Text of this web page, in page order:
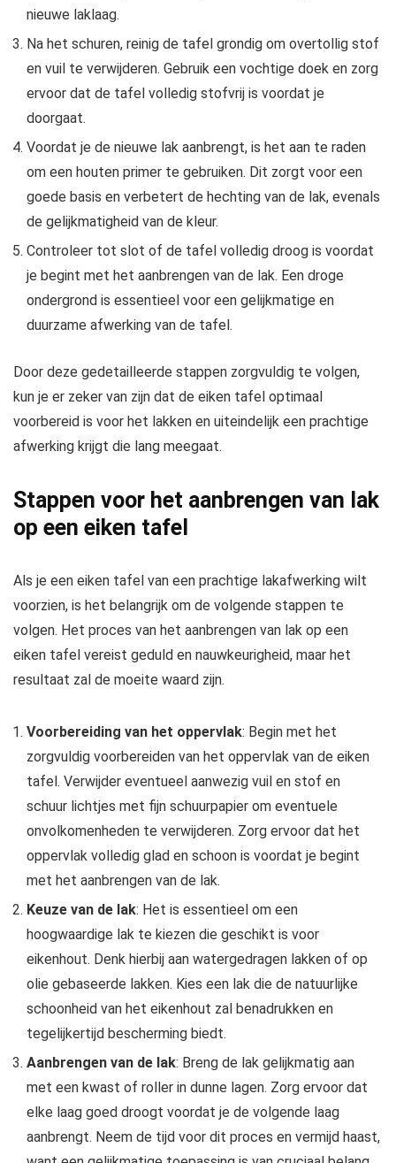
nieuwe laklaag.
Na het schuren, reinig de tafel grondig om overtollig stof
en vuil te verwijderen. Gebruik een vochtige doek en zorg
ervoor dat de tafel volledig stofvrij is voordat je
doorgaat.
Voordat je de nieuwe lak aanbrengt, is het aan te raden
om een houten primer te gebruiken. Dit zorgt voor een
goede basis en verbetert de hechting van de lak, evenals
de gelijkmatigheid van de kleur.
Controleer tot slot of de tafel volledig droog is voordat
je begint met het aanbrengen van de lak. Een droge
ondergrond is essentieel voor een gelijkmatige en
duurzame afwerking van de tafel.
Door deze gedetailleerde stappen zorgvuldig te volgen,
kun je er zeker van zijn dat de eiken tafel optimaal
voorbereid is voor het lakken en uiteindelijk een prachtige
afwerking krijgt die lang meegaat.
Stappen voor het aanbrengen van lak
op een eiken tafel
Als je een eiken tafel van een prachtige lakafwerking wilt
voorzien, is het belangrijk om de volgende stappen te
volgen. Het proces van het aanbrengen van lak op een
eiken tafel vereist geduld en nauwkeurigheid, maar het
resultaat zal de moeite waard zijn.
Voorbereiding van het oppervlak: Begin met het
zorgvuldig voorbereiden van het oppervlak van de eiken
tafel. Verwijder eventueel aanwezig vuil en stof en
schuur lichtjes met fijn schuurpapier om eventuele
onvolkomenheden te verwijderen. Zorg ervoor dat het
oppervlak volledig glad en schoon is voordat je begint
met het aanbrengen van de lak.
Keuze van de lak: Het is essentieel om een
hoogwaardige lak te kiezen die geschikt is voor
eikenhout. Denk hierbij aan watergedragen lakken of op
olie gebaseerde lakken. Kies een lak die de natuurlijke
schoonheid van het eikenhout zal benadrukken en
tegelijkertijd bescherming biedt.
Aanbrengen van de lak: Breng de lak gelijkmatig aan
met een kwast of roller in dunne lagen. Zorg ervoor dat
elke laag goed droogt voordat je de volgende laag
aanbrengt. Neem de tijd voor dit proces en vermijd haast,